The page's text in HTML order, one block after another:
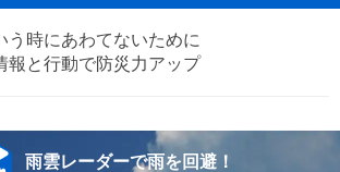
う時にあわてないために
報と行動で防災力アップ
雨雲レーダーで雨を回避！